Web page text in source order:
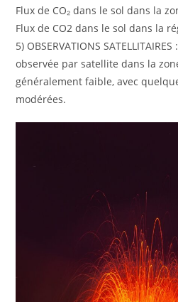
Flux de CO₂ dans le sol dans la
Flux de CO2 dans le sol dans la
5) OBSERVATIONS
observée par satellite dans la
généralement faible, avec
modérées.